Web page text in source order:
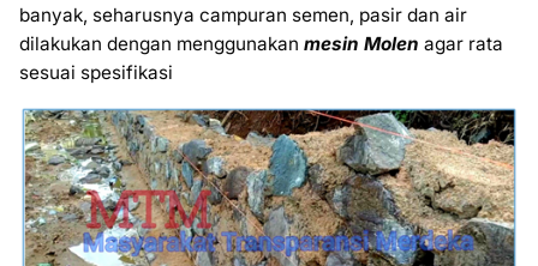
banyak, seharusnya campuran semen, pasir dan air
dilakukan dengan menggunakan mesin Molen agar rata
sesuai spesifikasi